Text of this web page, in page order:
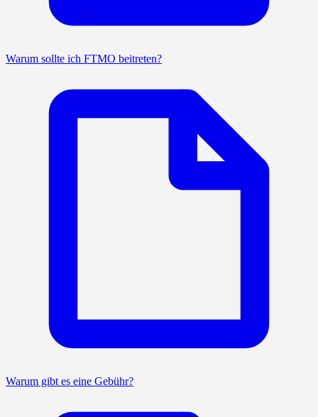
Warum sollte ich FTMO beitreten?
Warum gibt es eine Gebühr?